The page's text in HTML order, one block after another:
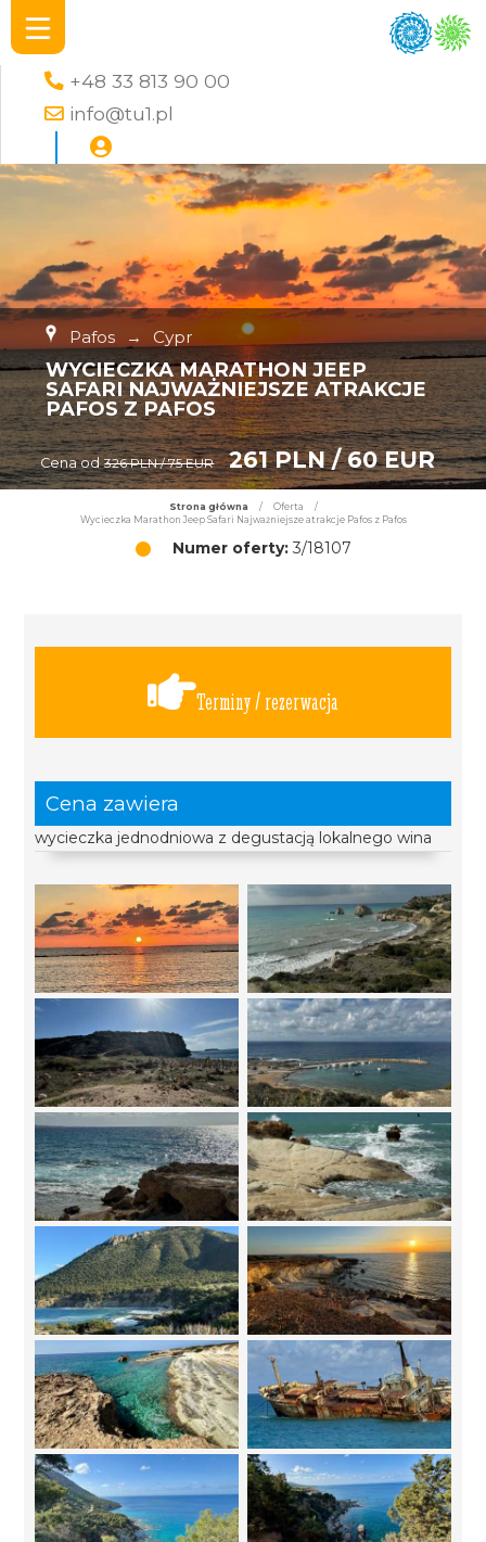
+48 33 813 90 00
info@tu1.pl
Pafos → Cypr
WYCIECZKA MARATHON JEEP
SAFARI NAJWAŻNIEJSZE ATRAKCJE
PAFOS Z PAFOS
Cena od 326 PLN / 75 EUR 261 PLN / 60 EUR
Strona główna / Oferta
/
Wycieczka Marathon Jeep Safari Najważniejsze atrakcje Pafos z Pafos
Numer oferty:3/18107
Terminy / rezerwacja
Cena zawiera
wycieczka jednodniowa z degustacją lokalnego wina